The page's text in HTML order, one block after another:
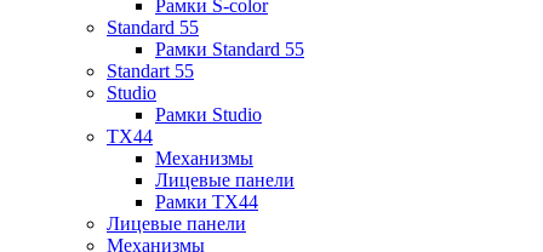
Рамки S-color
Standard 55
Рамки Standard 55
Standart 55
Studio
Рамки Studio
TX44
Механизмы
Лицевые панели
Рамки TX44
Лицевые панели
Механизмы